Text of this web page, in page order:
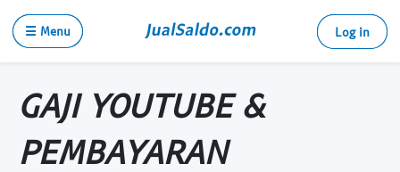
☰ Menu Log in
GAJI YOUTUBE &
PEMBAYARAN